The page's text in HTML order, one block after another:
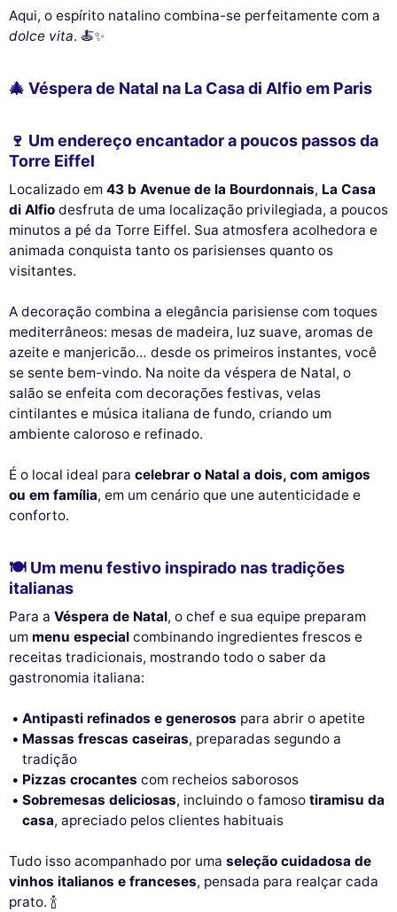
Aqui, o espírito natalino combina-se perfeitamente com a
dolce vita. 🍝✨
🎄 Véspera de Natal na La Casa di Alfio em Paris
🍷 Um endereço encantador a poucos passos da
Torre Eiffel
Localizado em 43 b Avenue de la Bourdonnais, La Casa
di Alfio desfruta de uma localização privilegiada, a poucos
minutos a pé da Torre Eiffel. Sua atmosfera acolhedora e
animada conquista tanto os parisienses quanto os
visitantes.
A decoração combina a elegância parisiense com toques
mediterrâneos: mesas de madeira, luz suave, aromas de
azeite e manjericão… desde os primeiros instantes, você
se sente bem-vindo. Na noite da véspera de Natal, o
salão se enfeita com decorações festivas, velas
cintilantes e música italiana de fundo, criando um
ambiente caloroso e refinado.
É o local ideal para celebrar o Natal a dois, com amigos
ou em família, em um cenário que une autenticidade e
conforto.
🍽️ Um menu festivo inspirado nas tradições
italianas
Para a Véspera de Natal, o chef e sua equipe preparam
um menu especial combinando ingredientes frescos e
receitas tradicionais, mostrando todo o saber da
gastronomia italiana:
Antipasti refinados e generosos para abrir o apetite
Massas frescas caseiras, preparadas segundo a
tradição
Pizzas crocantes com recheios saborosos
Sobremesas deliciosas, incluindo o famosotiramisu da
casa, apreciado pelos clientes habituais
Tudo isso acompanhado por uma seleção cuidadosa de
vinhos italianos e franceses, pensada para realçar cada
prato. 🍾